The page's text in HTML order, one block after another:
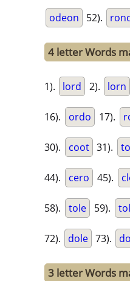
odeon 52).
4 letter Words
1). lord 2). lorn
16). ordo 17).
30). coot 31).
44). cero 45).
58). tole 59).
72). dole 73).
3 letter Words